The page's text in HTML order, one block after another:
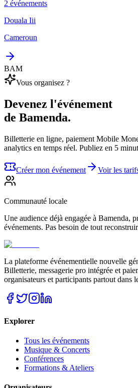
2 événements
Douala Iii
Cameroun
BAM
Vous organisez ?
Devenez l'événement
de Bamenda.
Billetterie en ligne, paiement Mobile
analytics en temps réel. Publiez en 5
Créer mon événement Voir les
Communauté locale
Une audience déjà engagée à Bamenda,
événements. Pas besoin de tout
La plateforme événementielle nouvelle
Billetterie, messagerie pro intégrée et
organisateurs et participants partout dans
Explorer
Tous les événements
Musique & Concerts
Conférences
Formations & Ateliers